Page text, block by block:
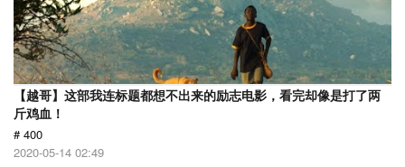
【越哥】这部我连标题都想不出来的励志电影，看完却像是打了两
斤鸡血！
# 400
2020-05-14 02:49